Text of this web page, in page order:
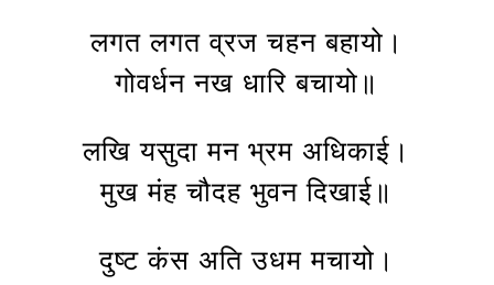
लगत लगत व्रज चहन बहायो।
गोवर्धन नख धारि बचायो॥
लखि यसुदा मन भ्रम अधिकाई।
मुख मंह चौदह भुवन दिखाई॥
दुष्ट कंस अति उधम मचायो।